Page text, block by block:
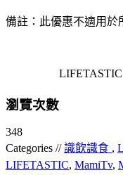
備註：此優惠不適用於
LIFETASTIC
瀏覽次數
348
Categories //識飲識食 ,
LIFETASTIC, MamiTv,